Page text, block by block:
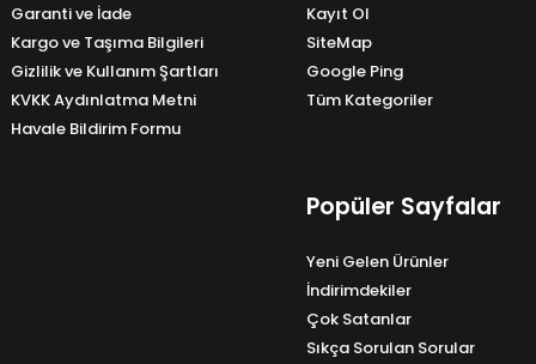
Garanti ve İade
Kargo ve Taşıma Bilgileri
Gizlilik ve Kullanım Şartları
KVKK Aydınlatma Metni
Havale Bildirim Formu
Kayıt Ol
SiteMap
Google Ping
Tüm Kategoriler
Popüler Sayfalar
Yeni Gelen Ürünler
İndirimdekiler
Çok Satanlar
Sıkça Sorulan Sorular